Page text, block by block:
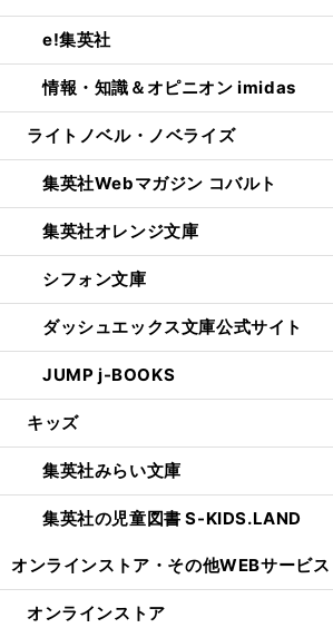
e!集英社
情報・知識＆オピニオン imidas
ライトノベル・ノベライズ
集英社Webマガジン コバルト
集英社オレンジ文庫
シフォン文庫
ダッシュエックス文庫公式サイト
JUMP j-BOOKS
キッズ
集英社みらい文庫
集英社の児童図書 S-KIDS.LAND
オンラインストア・ その他WEBサービス
オンラインストア